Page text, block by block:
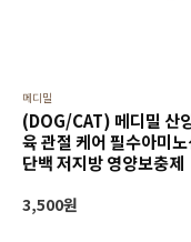
메디밀
(DOG/CAT) 메디밀
육 관절 케어 필수아미
단백 저지방 영양보충제
3,500원